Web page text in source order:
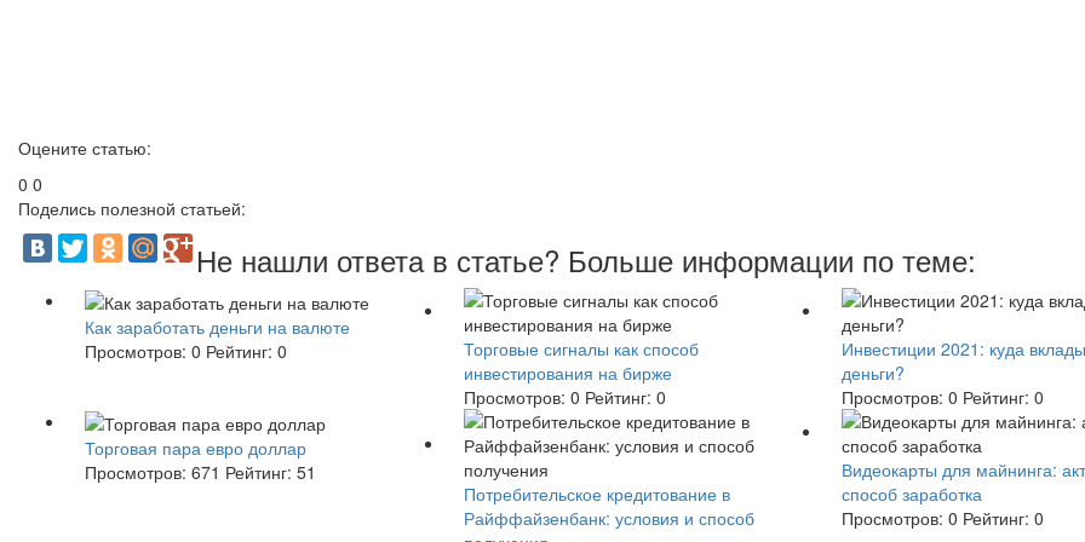
Оцените статью:
0 0
Поделись полезной статьей:
Не нашли ответа в статье? Больше информации по теме:
Как заработать деньги на валюте
Просмотров: 0 Рейтинг: 0
Торговые сигналы как способ
инвестирования на бирже
Просмотров: 0 Рейтинг: 0
Инвестиции 2021: куда
деньги?
Просмотров:0 Рейтинг:0
Торговая пара евро доллар
Просмотров: 671 Рейтинг: 51
Потребительское кредитование в
Райффайзенбанк: условия и способ
Видеокарты для майнинга:
способ заработка
Просмотров:0 Рейтинг:0